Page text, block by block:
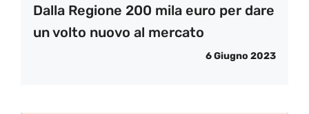
Dalla Regione 200 mila euro per dare
un volto nuovo al mercato
6 Giugno 2023